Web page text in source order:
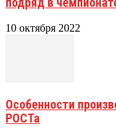
10 октября 2022
Особенности
РОСТа